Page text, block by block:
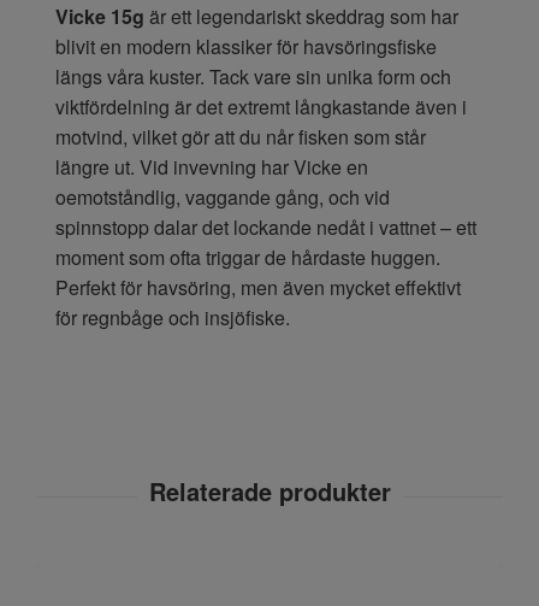
Vicke 15g är ett legendariskt skeddrag som har
blivit en modern klassiker för havsöringsfiske
längs våra kuster. Tack vare sin unika form och
viktfördelning är det extremt långkastande även i
motvind, vilket gör att du når fisken som står
längre ut. Vid invevning har Vicke en
oemotståndlig, vaggande gång, och vid
spinnstopp dalar det lockande nedåt i vattnet – ett
moment som ofta triggar de hårdaste huggen.
Perfekt för havsöring, men även mycket effektivt
för regnbåge och insjöfiske.